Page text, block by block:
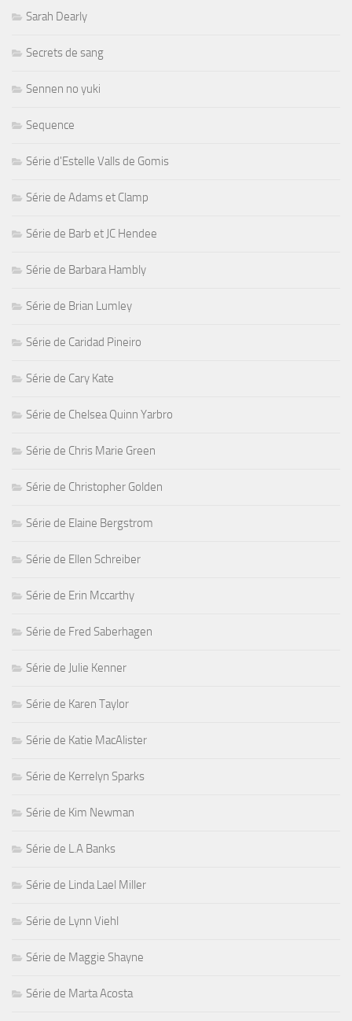
Sarah Dearly
Secrets de sang
Sennen no yuki
Sequence
Série d'Estelle Valls de Gomis
Série de Adams et Clamp
Série de Barb et JC Hendee
Série de Barbara Hambly
Série de Brian Lumley
Série de Caridad Pineiro
Série de Cary Kate
Série de Chelsea Quinn Yarbro
Série de Chris Marie Green
Série de Christopher Golden
Série de Elaine Bergstrom
Série de Ellen Schreiber
Série de Erin Mccarthy
Série de Fred Saberhagen
Série de Julie Kenner
Série de Karen Taylor
Série de Katie MacAlister
Série de Kerrelyn Sparks
Série de Kim Newman
Série de L.A Banks
Série de Linda Lael Miller
Série de Lynn Viehl
Série de Maggie Shayne
Série de Marta Acosta